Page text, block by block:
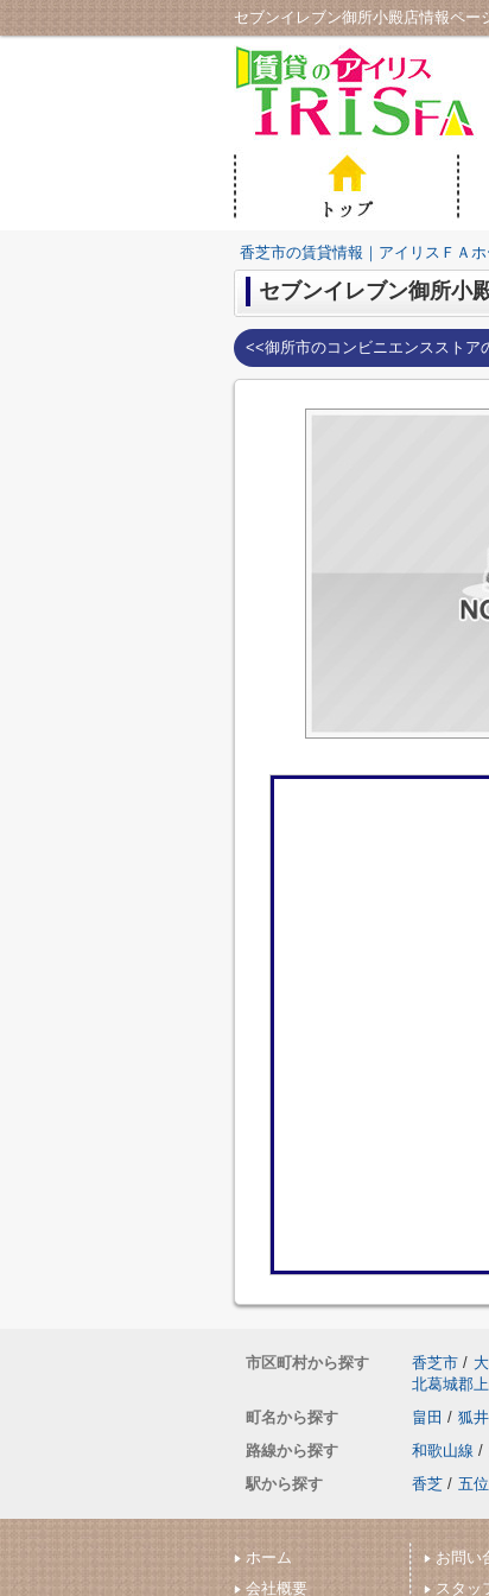
セブンイレブン御所小殿店情報ペー
香芝市の賃貸情報｜アイリスＦＡ
セブンイレブン御所小
<<御所市のコンビニエンスストア
市区町村から探す 香芝市 /
北葛城郡
町名から探す
畠田 / 狐井
路線から探す
和歌山線 /
駅から探す
香芝 / 五
ホーム
会社概要
お問い
スタッ